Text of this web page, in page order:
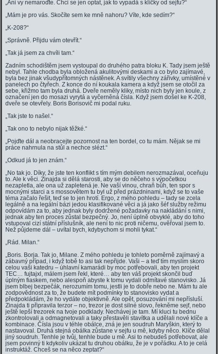
„Ani vy nemaroďte. Chci se jen optat, jak to vypadá s klíčky od sejfu?“
„Mám je pro vás. Skočíte sem ke mně nahoru? Víte, kde sedím?“
„K-208?“
„Správně. Přijdu vám otevřít.“
„Tak já jsem za chvíli tam.“
Zadním schodištěm jsem vystoupal do druhého patra bloku K. Tady jsem ještě
nebyl. Tahle chodba byla obložená akulitovými deskami a co bylo zajímavé,
byla bez jinak všudypřítomných nástěnek. A svítily všechny zářivky, umístěné v
panelech po čtyřech. Z konce do ní koukala kamera a když jsem se otočil za
sebe, křižmo tam byla druhá. Dveře neměly kliky, místo nich byly jen koule, z
označení jen do mosazi vyrytá a vyčerněná čísla. Když jsem došel ke K-208,
dveře se otevřely. Boris Borisovič mi podal ruku.
„Tak jste to našel.“
„Tak ono to nebylo nijak těžké.“
„Pojďte dál a neobracejte pozornost na ten bordel, co tu mám. Nějak se mi
práce nahrnula na stůl a nechce slézt.“
„Odkud já to jen znám.“
„No tak jo. Díky, že jste ten konflikt s tím mým debilem nerozmazával, oceňuju
to. Ale k věci. Zinajda si dělá starosti, aby se do něčeho s výpočetkou
nezapletla, ale ona už zapletená je. Ne vaší vinou, chraň bůh, ten spor s
mocnými starci a s mossovětem tu byl už před prázdninami, když se to vaše
téma začalo řešit, teď se to jen hrotí. Ergo, z mého pohledu – tady se zcela
legálně a na legální bázi jedou klasifikované věci a já jako šéf služby režimu
odpovídám za to, aby jednak byly dodržené požadavky na nakládání s nimi,
jednak aby ten proces zůstal bezpečný. Jo, není úplně obvyklé, aby do toho
vstupoval cizí státní příslušník, ale není to nic proti ničemu, ověřoval jsem to.
Než půjdeme dál – uvítal bych, kdybychom si mohli tykat.“
„Rád. Milan.“
„Boris. Borja. Tak jo, Milane. Z mého pohledu je tohleto poměrně zajímavý a
zábavný případ, i když tobě to asi tak nepřijde. Vaši – a teď tím myslím skoro
celou vaši katedru – úhlavní kamarádi by moc potřebovali, aby ten projekt
TEC… fujtajxl, málem jsem řekl, které… aby ten váš projekt skončil buď
úplným fiaskem, nebo alespoň abyste k tomu vydali odmítavé stanovisko. Já
jsem blbej bezpečák, nerozumím tomu, jestli je to dobře nebo ne. Mám tu ale
zodpovědnost za to, že budete mít podmínky to stanovisko vydat a
předpokládám, že ho vydáte objektivně. Ale opět, posuzování mi nepřísluší.
Zinajda ti připravila terzor – no, trezor je dost silné slovo, řekněme sejf, nebo
ještě lepší trezorek na tvoje podklady. Nechávej je tam. Mí kluci tu bednu
zkontrolovali a odmagnetovali a taky přestavěli stavítka a udělali nové klíče a
kombinace. Čísla jsou v téhle obálce, zná je jen soudruh Maryškin, který to
nastavoval. Druhá stejná obálka zůstane v sejfu u mě, kdyby něco. Klíče dělal
jiný soudruh. Tenhle je tvůj, tenhle bude u mě. Asi to nebudeš potřebovat, ale
jsem povinný ti kdykoliv ukázat tu druhou obálku, že je v pořádku. A to je celá
instruktáž. Chceš se na něco zeptat?“